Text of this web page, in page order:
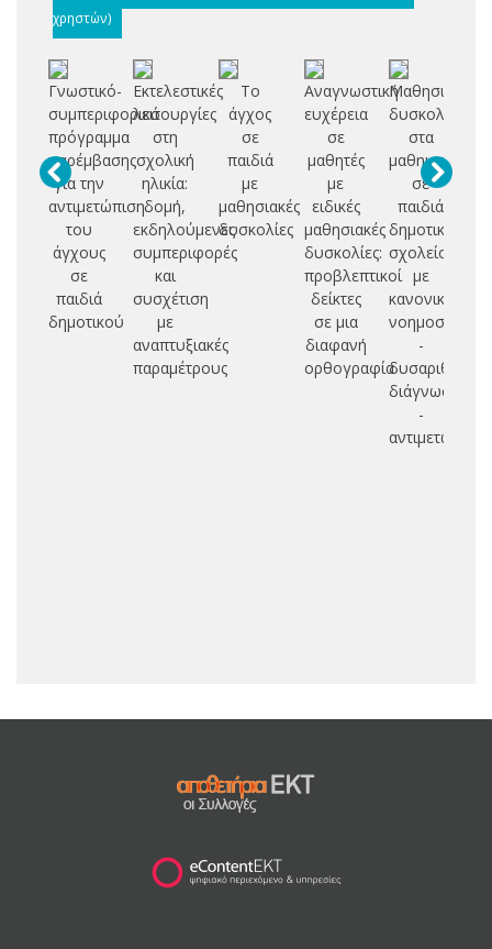
χρηστών)
Γνωστικό-
συμπεριφορικό
πρόγραμμα
παρέμβασης
για την
αντιμετώπιση
του
άγχους
σε
παιδιά
δημοτικού
Εκτελεστικές
λειτουργίες
στη
σχολική
ηλικία:
δομή,
εκδηλούμενες
συμπεριφορές
και
συσχέτιση
με
αναπτυξιακές
παραμέτρους
Το
άγχος
σε
παιδιά
με
μαθησιακές
δυσκολίες
Αναγνωστική
ευχέρεια
σε
μαθητές
με
ειδικές
μαθησιακές
δυσκολίες:
προβλεπτικοί
δείκτες
σε μια
διαφανή
ορθογραφία
Μαθησιακές
δυσκολίες
στα
μαθηματικά
σε
παιδιά
δημοτικού
σχολείου
με
κανονική
νοημοσύνη
-
διάγνωση
-
αντιμετώπιση